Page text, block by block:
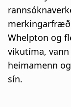
Whelpton og
vikutíma,
heimamenn
sín.